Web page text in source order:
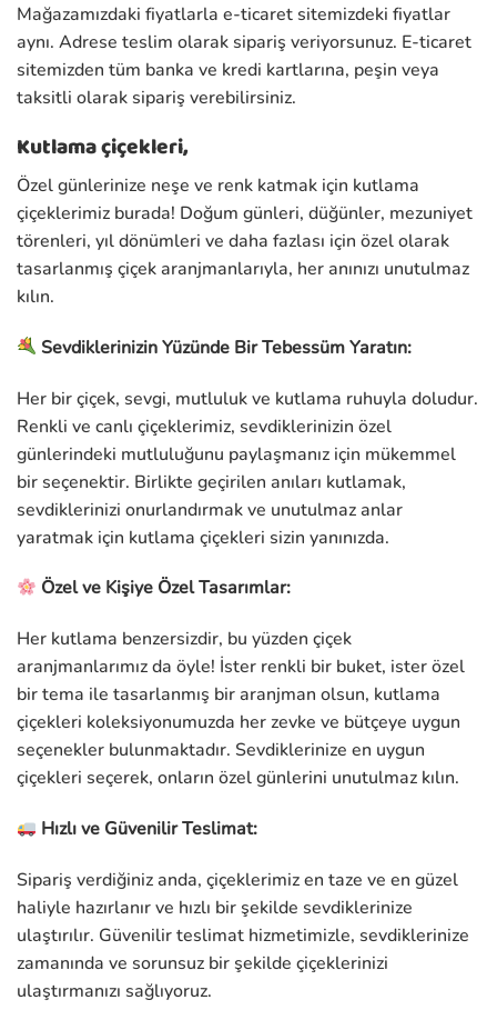
Mağazamızdaki fiyatlarla e-ticaret sitemizdeki fiyatlar
aynı. Adrese teslim olarak sipariş veriyorsunuz. E-ticaret
sitemizden tüm banka ve kredi kartlarına, peşin veya
taksitli olarak sipariş verebilirsiniz.
Kutlama çiçekleri,
Özel günlerinize neşe ve renk katmak için kutlama
çiçeklerimiz burada! Doğum günleri, düğünler, mezuniyet
törenleri, yıl dönümleri ve daha fazlası için özel olarak
tasarlanmış çiçek aranjmanlarıyla, her anınızı unutulmaz
kılın.
Sevdiklerinizin Yüzünde Bir Tebessüm Yaratın:
Her bir çiçek, sevgi, mutluluk ve kutlama ruhuyla doludur.
Renkli ve canlı çiçeklerimiz, sevdiklerinizin özel
günlerindeki mutluluğunu paylaşmanız için mükemmel
bir seçenektir. Birlikte geçirilen anıları kutlamak,
sevdiklerinizi onurlandırmak ve unutulmaz anlar
yaratmak için kutlama çiçekleri sizin yanınızda.
Özel ve Kişiye Özel Tasarımlar:
Her kutlama benzersizdir, bu yüzden çiçek
aranjmanlarımız da öyle! İster renkli bir buket, ister özel
bir tema ile tasarlanmış bir aranjman olsun, kutlama
çiçekleri koleksiyonumuzda her zevke ve bütçeye uygun
seçenekler bulunmaktadır. Sevdiklerinize en uygun
çiçekleri seçerek, onların özel günlerini unutulmaz kılın.
Hızlı ve Güvenilir Teslimat:
Sipariş verdiğiniz anda, çiçeklerimiz en taze ve en güzel
haliyle hazırlanır ve hızlı bir şekilde sevdiklerinize
ulaştırılır. Güvenilir teslimat hizmetimizle, sevdiklerinize
zamanında ve sorunsuz bir şekilde çiçeklerinizi
ulaştırmanızı sağlıyoruz.